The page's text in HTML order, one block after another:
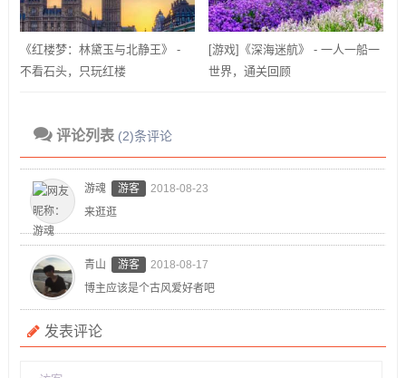
《红楼梦：林黛玉与北静王》 -
不看石头，只玩红楼
[游戏]《深海迷航》 - 一人一船一
世界，通关回顾
评论列表 (2)条评论
游魂 游客
2018-08-23
来逛逛
青山 游客
2018-08-17
博主应该是个古风爱好者吧
发表评论